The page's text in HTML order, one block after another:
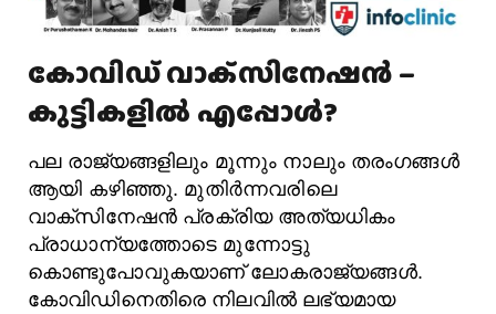
കോവിഡ് വാക്‌സിനേഷൻ –
കുട്ടികളിൽ എപ്പോൾ?
പല രാജ്യങ്ങളിലും മൂന്നും നാലും തരംഗങ്ങൾ
ആയി കഴിഞ്ഞു. മുതിർന്നവരിലെ
വാക്സിനേഷൻ പ്രക്രിയ അത്യധികം
പ്രാധാന്യത്തോടെ മുന്നോട്ടു
കൊണ്ടുപോവുകയാണ് ലോകരാജ്യങ്ങൾ.
കോവിഡിനെതിരെ നിലവിൽ ലഭ്യമായ